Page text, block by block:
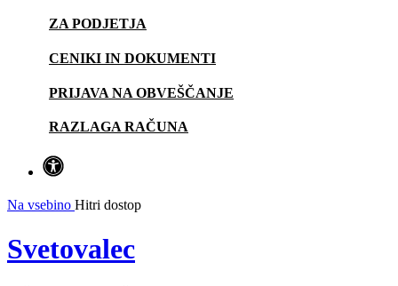
ZA PODJETJA
CENIKI IN DOKUMENTI
PRIJAVA NA OBVEŠČANJE
RAZLAGA RAČUNA
Na vsebino Hitri dostop
Svetovalec